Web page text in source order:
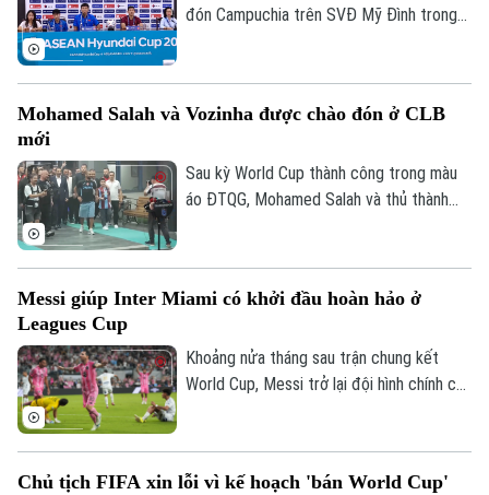
Chuyên mục
Thời sự
Hà Nội
Chính trị
Hà Nội
Nhịp sống Hà Nội
Người Hà Nội
Thế giới
Tin tức
Kinh tế
vẫn hướng tới chiến thắng trước
đón Campuchia trên SVĐ Mỹ Đình trong
trận.
Mohamed Salah và Vozinha được chào đón ở CLB
mới
Sau kỳ World Cup thành công trong màu
áo ĐTQG, Mohamed Salah và thủ thành
Messi giúp Inter Miami có khởi đầu hoàn hảo ở
Leagues Cup
Khoảng nửa tháng sau trận chung kết
World Cup, Messi trở lại đội hình chính của
Luis (Mexico) tỷ số 4-2 vào sáng nay.
Chủ tịch FIFA xin lỗi vì kế hoạch 'bán World Cup'